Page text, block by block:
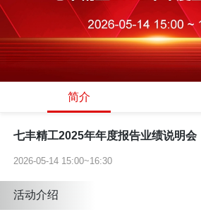
简介
七丰精工2025年年度报告业绩说明会
2026-05-14 15:00~16:30
活动介绍